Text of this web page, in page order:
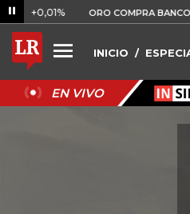
ORO COMPRA BANCO DE LA
INICIO
EN VIVO